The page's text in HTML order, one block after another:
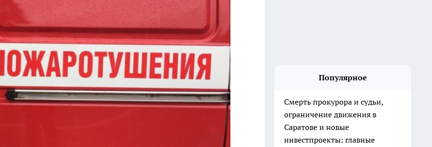
Популярное
Смерть прокурора и судьи,
ограничение движения в
Саратове и новые
инвестпроекты: главные